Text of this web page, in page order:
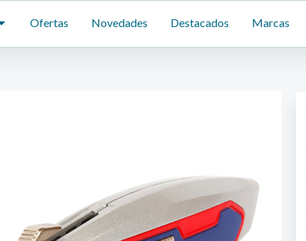
ABRIR CATEGORÍAS
Ofertas Novedades Destacados Marcas